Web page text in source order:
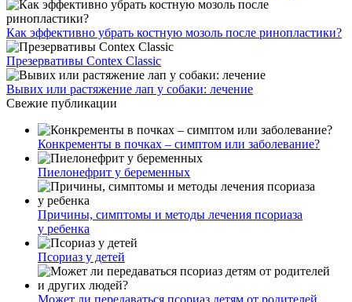
Как эффективно убрать костную мозоль после ринопластики?
Презервативы Contex Classic
Вывих или растяжение лап у собаки: лечение
Свежие публикации
Конкременты в почках – симптом или заболевание?
Пиелонефрит у беременных
Причины, симптомы и методы лечения псориаза
у ребенка
Псориаз у детей